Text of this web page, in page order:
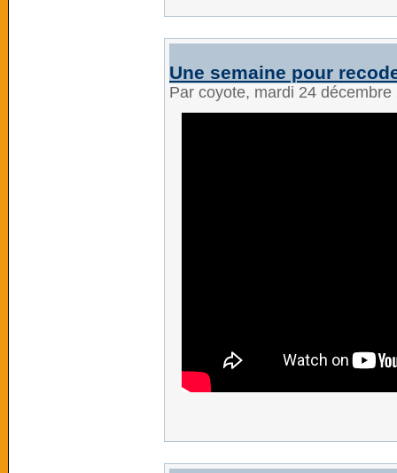
Une semaine pour
Par coyote, mardi 24